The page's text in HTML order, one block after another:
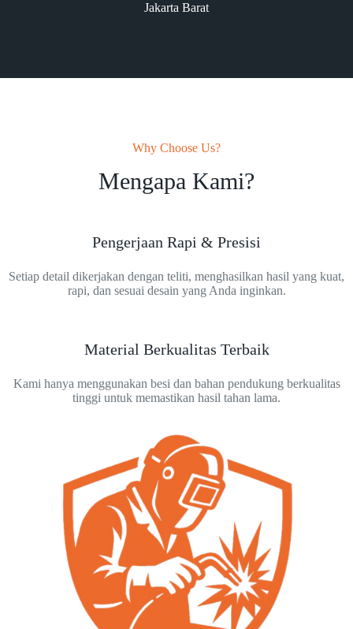
Jakarta Barat
Why Choose Us?
Mengapa Kami?
Pengerjaan Rapi & Presisi
Setiap detail dikerjakan dengan teliti, menghasilkan hasil yang kuat,
rapi, dan sesuai desain yang Anda inginkan.
Material Berkualitas Terbaik
Kami hanya menggunakan besi dan bahan pendukung berkualitas
tinggi untuk memastikan hasil tahan lama.